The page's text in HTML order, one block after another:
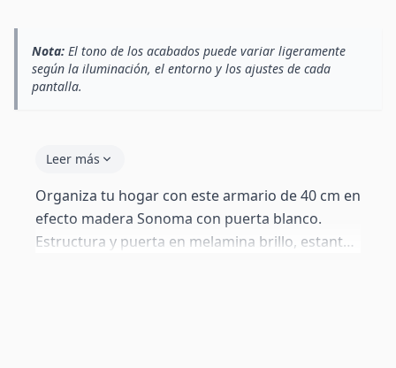
Nota: El tono de los acabados puede variar ligeramente
según la iluminación, el entorno y los ajustes de cada
pantalla.
Leer más
Organiza tu hogar con este armario de 40 cm en
efecto madera Sonoma con puerta blanco.
Estructura y puerta en melamina brillo, estantes